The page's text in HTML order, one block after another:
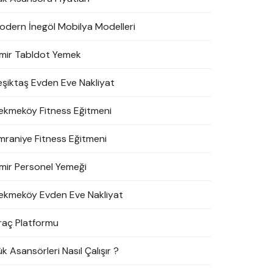
İnegöl Mobilya Modelleri
Tabldot Yemek
Evden Eve Nakliyat
Fitness Eğitmeni
Fitness Eğitmeni
Personel Yemeği
Evden Eve Nakliyat
Platformu
Asansörleri Nasıl Çalışır ?